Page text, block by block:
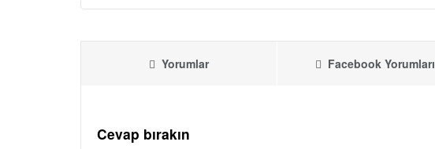
Yorumlar Facebook Yorumları
Cevap bırakın